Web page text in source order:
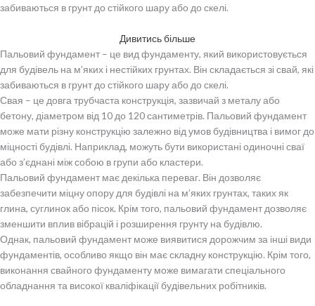
забиваються в грунт до стійкого шару або до скелі.
Дивитись більше
Пальовий фундамент – це вид фундаменту, який використовується
для будівель на м’яких і нестійких грунтах. Він складається зі свай, які
забиваються в грунт до стійкого шару або до скелі.
Свая – це довга трубчаста конструкція, зазвичай з металу або
бетону, діаметром від 10 до 120 сантиметрів. Пальовий фундамент
може мати різну конструкцію залежно від умов будівництва і вимог до
міцності будівлі. Наприклад, можуть бути використані одиночні сваї
або з’єднані між собою в групи або кластери.
Пальовий фундамент має декілька переваг. Він дозволяє
забезпечити міцну опору для будівлі на м’яких грунтах, таких як
глина, суглинок або пісок. Крім того, пальовий фундамент дозволяє
зменшити вплив вібрацій і розширення грунту на будівлю.
Однак, пальовий фундамент може виявитися дорожчим за інші види
фундаментів, особливо якщо він має складну конструкцію. Крім того,
виконання свайного фундаменту може вимагати спеціального
обладнання та високої кваліфікації будівельних робітників.